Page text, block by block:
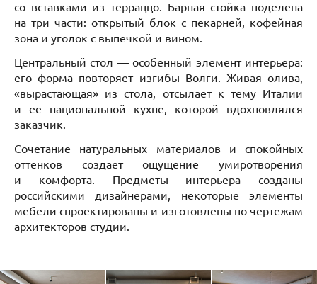
со вставками из терраццо. Барная стойка поделена
на три части: открытый блок с пекарней, кофейная
зона и уголок с выпечкой и вином.
Центральный стол — особенный элемент интерьера:
его форма повторяет изгибы Волги. Живая олива,
«вырастающая» из стола, отсылает к тему Италии
и ее национальной кухне, которой вдохновлялся
заказчик.
Сочетание натуральных материалов и спокойных
оттенков создает ощущение умиротворения
и комфорта. Предметы интерьера созданы
российскими дизайнерами, некоторые элементы
мебели спроектированы и изготовлены по чертежам
архитекторов студии.